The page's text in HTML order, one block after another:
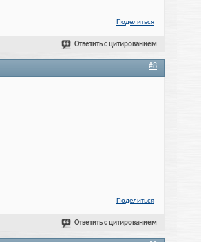
Поделиться
Ответить с цитированием
#8
Поделиться
Ответить с цитированием